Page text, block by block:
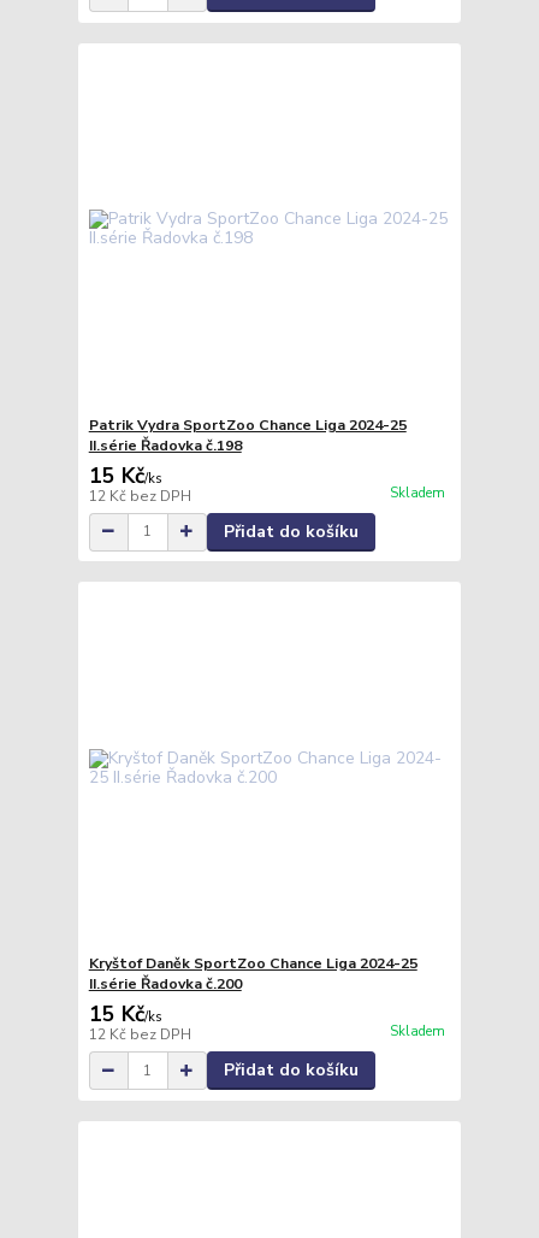
Patrik Vydra SportZoo Chance Liga 2024-25
II.série Řadovka č.198
15 Kč/ks
12 Kč bez DPH Skladem
Přidat do košíku
Kryštof Daněk SportZoo Chance Liga 2024-25
II.série Řadovka č.200
15 Kč/ks
12 Kč bez DPH Skladem
Přidat do košíku